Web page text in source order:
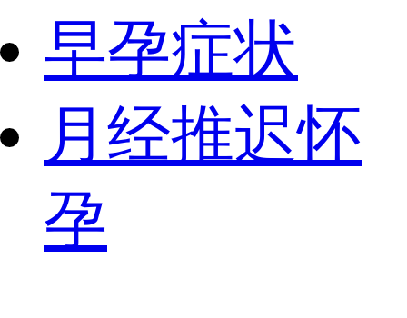
早孕症状
月经推迟怀
孕